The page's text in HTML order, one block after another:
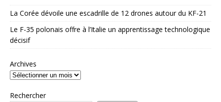
La Corée dévoile une escadrille de 12 drones autour du KF-21
Le F-35 polonais offre à l’Italie un apprentissage technologique
décisif
Archives
Rechercher